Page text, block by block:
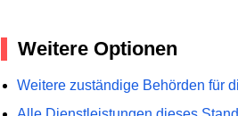
Weitere Optionen
Weitere zuständige Behörden für